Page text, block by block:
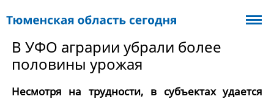
В УФО аграрии убрали более
половины урожая
Несмотря на трудности, в субъектах удается